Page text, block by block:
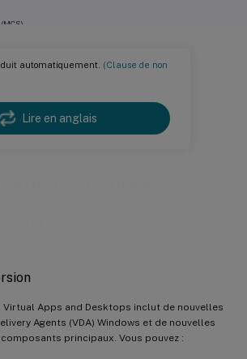
automatiquement. (Clause de non
Lire en anglais
Virtual Apps and Desktops inclut de nouvelles
Agents (VDA) Windows et de nouvelles
principaux. Vous pouvez :
™